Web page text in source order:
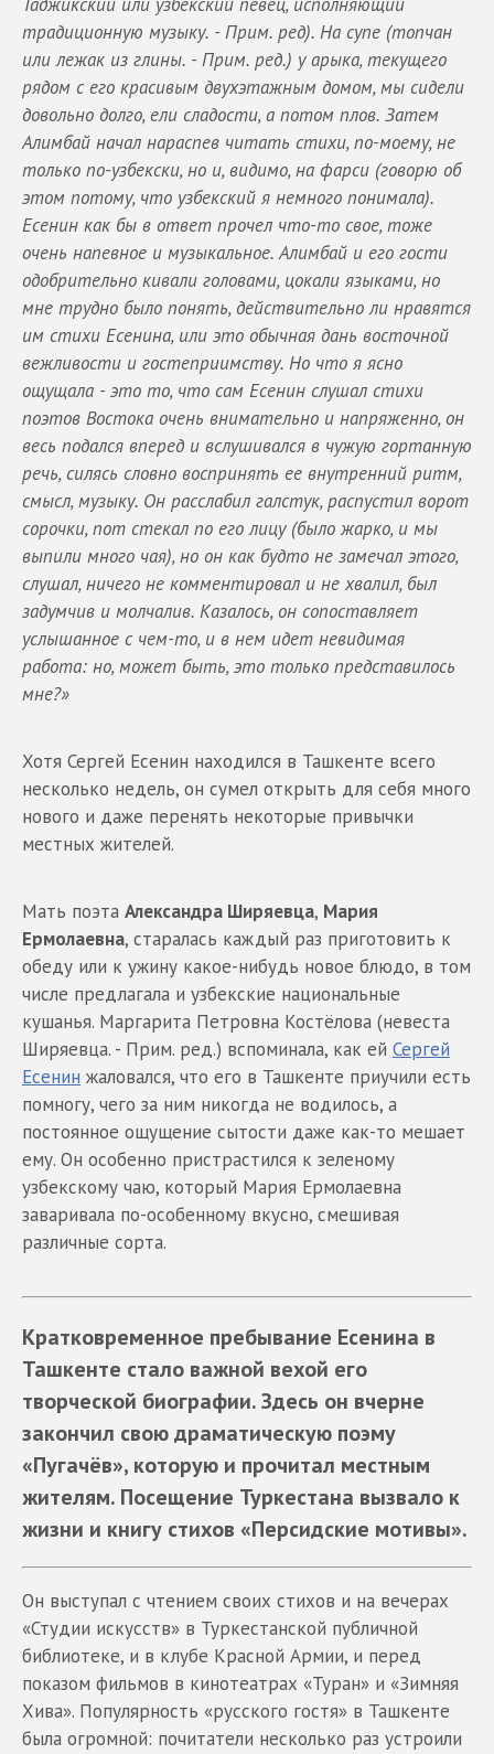
Таджикский или узбекский певец, исполняющий
традиционную музыку. - Прим. ред). На супе (топчан
или лежак из глины. - Прим. ред.) у арыка, текущего
рядом с его красивым двухэтажным домом, мы сидели
довольно долго, ели сладости, а потом плов. Затем
Алимбай начал нараспев читать стихи, по-моему, не
только по-узбекски, но и, видимо, на фарси (говорю об
этом потому, что узбекский я немного понимала).
Есенин как бы в ответ прочел что-то свое, тоже
очень напевное и музыкальное. Алимбай и его гости
одобрительно кивали головами, цокали языками, но
мне трудно было понять, действительно ли нравятся
им стихи Есенина, или это обычная дань восточной
вежливости и гостеприимству. Но что я ясно
ощущала - это то, что сам Есенин слушал стихи
поэтов Востока очень внимательно и напряженно, он
весь подался вперед и вслушивался в чужую гортанную
речь, силясь словно воспринять ее внутренний ритм,
смысл, музыку. Он расслабил галстук, распустил ворот
сорочки, пот стекал по его лицу (было жарко, и мы
выпили много чая), но он как будто не замечал этого,
слушал, ничего не комментировал и не хвалил, был
задумчив и молчалив. Казалось, он сопоставляет
услышанное с чем-то, и в нем идет невидимая
работа: но, может быть, это только представилось
мне?»
Хотя Сергей Есенин находился в Ташкенте всего
несколько недель, он сумел открыть для себя много
нового и даже перенять некоторые привычки
местных жителей.
Мать поэта Александра Ширяевца, Мария
Ермолаевна, старалась каждый раз приготовить к
обеду или к ужину какое-нибудь новое блюдо, в том
числе предлагала и узбекские национальные
кушанья. Маргарита Петровна Костёлова (невеста
Ширяевца. - Прим. ред.) вспоминала, как ей Сергей
Есенин жаловался, что его в Ташкенте приучили есть
помногу, чего за ним никогда не водилось, а
постоянное ощущение сытости даже как-то мешает
ему. Он особенно пристрастился к зеленому
узбекскому чаю, который Мария Ермолаевна
заваривала по-особенному вкусно, смешивая
различные сорта.
Кратковременное пребывание Есенина в
Ташкенте стало важной вехой его
творческой биографии. Здесь он вчерне
закончил свою драматическую поэму
«Пугачёв», которую и прочитал местным
жителям. Посещение Туркестана вызвало к
жизни и книгу стихов «Персидские мотивы».
Он выступал с чтением своих стихов и на вечерах
«Студии искусств» в Туркестанской публичной
библиотеке, и в клубе Красной Армии, и перед
показом фильмов в кинотеатрах «Туран» и «Зимняя
Хива». Популярность «русского гостя» в Ташкенте
была огромной: почитатели несколько раз устроили